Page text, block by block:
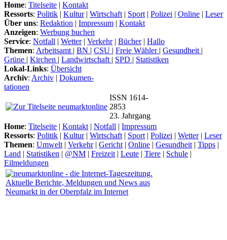
Home: Titelseite | Kontakt
Ressorts: Politik | Kultur| Wirtschaft| Sport| Polizei | Online | Leser
Über uns: Redaktion | Impressum | Kontakt
Anzeigen: Werbung buchen
Service: Notfall | Wetter| Verkehr| Bücher| Hallo
Themen: Arbeitsamt | BN | CSU | Freie Wähler | Gesundheit |
Grüne | Kirchen | Landwirtschaft | SPD | Statistiken
Lokal-Links: Übersicht
Archiv: Archiv | Dokumen-
tationen
ISSN 1614-
2853
23. Jahrgang
Home: Titelseite | Kontakt| Notfall | Impressum
Ressorts: Politik | Kultur| Wirtschaft| Sport| Polizei | Wetter| Leser
Themen: Umwelt| Verkehr| Gericht| Online | Gesundheit| Tipps |
Land | Statistiken | @NM | Freizeit| Leute | Tiere | Schule |
Eilmeldungen